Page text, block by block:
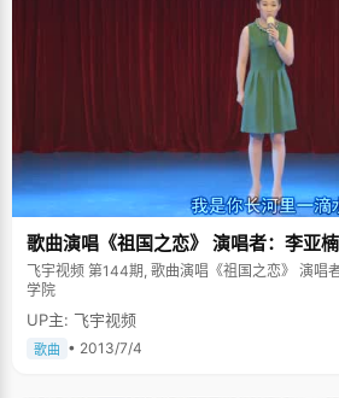
歌曲演唱《祖国之恋》 演唱者：李亚
飞宇视频 第144期, 歌曲演唱《祖国之恋》 演唱
学院
UP主: 飞宇视频
歌曲 • 2013/7/4